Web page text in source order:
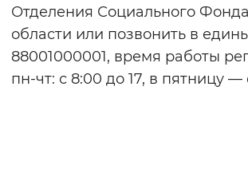
Отделения Социального
области или позвонить в
88001000001, время работы
пн-чт: с 8:00 до 17, в пятницу —